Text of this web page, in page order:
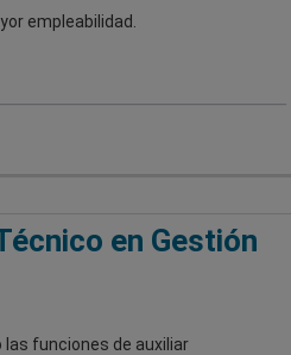
empleabilidad.
en Gestión
funciones de auxiliar